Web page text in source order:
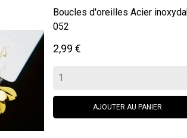
Boucles d'oreilles Acier
052
Prix
2,99 €
AJOUTER AU PANIER